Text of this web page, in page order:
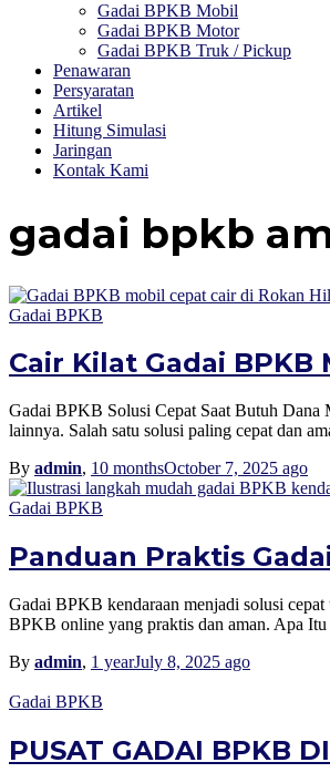
Gadai BPKB Mobil
Gadai BPKB Motor
Gadai BPKB Truk / Pickup
Penawaran
Persyaratan
Artikel
Hitung Simulasi
Jaringan
Kontak Kami
gadai bpkb
Gadai BPKB
Cair Kilat Gadai
Gadai BPKB Solusi Cepat Saat Butuh Dana
lainnya. Salah satu solusi paling cepat dan
By admin, 10 monthsOctober 7, 2025 ago
Gadai BPKB
Panduan Praktis
Gadai BPKB kendaraan menjadi solusi
BPKB online yang praktis dan aman. Apa
By admin, 1 yearJuly 8, 2025 ago
Gadai BPKB
PUSAT GADAI BPKB